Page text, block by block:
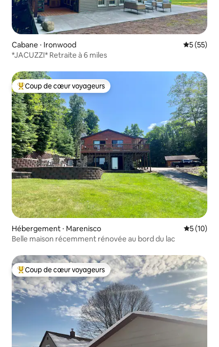
Cabane ⋅ Ironwood
5 (55)
*JACUZZI* Retraite à 6 miles
Coups de cœur voyageurs les plus appréciés
Coup de cœur voyageurs
Hébergement ⋅ Marenisco
5 (10)
Belle maison récemment rénovée au bord du lac
Coups de cœur voyageurs les plus appréciés
Coup de cœur voyageurs